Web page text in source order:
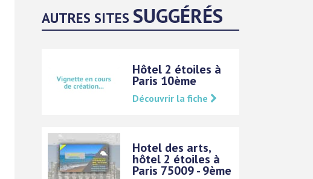
AUTRES SITESSUGGÉRÉS
Hôtel 2 étoiles à
Paris 10ème
Découvrir la fiche
Hotel des arts,
hôtel 2 étoiles à
Paris 75009 - 9ème